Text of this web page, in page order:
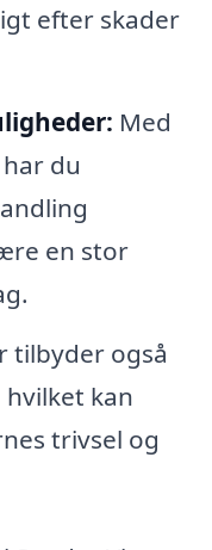
efter skader
Med
du
en stor
tilbyder også
kan
trivsel og